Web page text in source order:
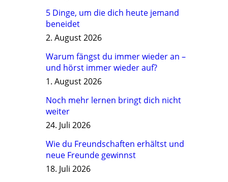
5 Dinge, um die dich heute jemand
beneidet
2. August 2026
Warum fängst du immer wieder an –
und hörst immer wieder auf?
1. August 2026
Noch mehr lernen bringt dich nicht
weiter
24. Juli 2026
Wie du Freundschaften erhältst und
neue Freunde gewinnst
18. Juli 2026